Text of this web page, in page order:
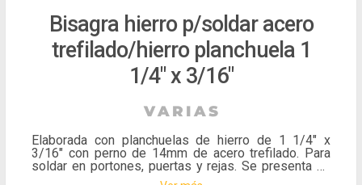
Bisagra hierro p/soldar acero
trefilado/hierro planchuela 1
1/4" x 3/16"
Elaborada con planchuelas de hierro de 1 1/4" x
3/16" con perno de 14mm de acero trefilado. Para
soldar en portones, puertas y rejas. Se presenta en
unidades de 1 1/4" x 3/16".